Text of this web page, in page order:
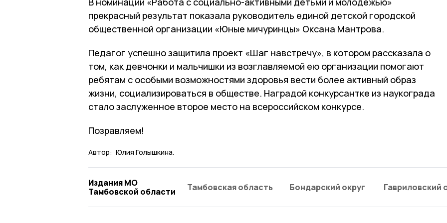
прекрасный результат показала руководитель единой детской городской
общественной организации «Юные мичуринцы» Оксана Мантрова.
Педагог успешно защитила проект «Шаг навстречу», в котором рассказала о
том, как девчонки и мальчишки из возглавляемой ею организации помогают
ребятам с особыми возможностями здоровья вести более активный образ
жизни, социализироваться в обществе. Наградой конкурсантке из наукограда
стало заслуженное второе место на всероссийском конкурсе.
Позравляем!
Автор: Юлия Голышкина.
Издания МО
Тамбовской области
Тамбовская область Бондарский округ Гавриловский